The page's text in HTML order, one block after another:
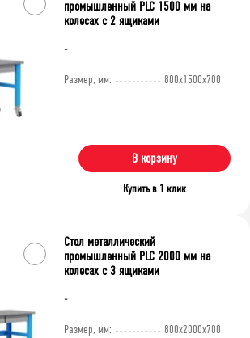
-
промышленный PLC 1500 мм на
колесах с 2 ящиками
Размер, мм: 800x1500x700
В корзину
Купить в 1 клик
-
Стол металлический
промышленный PLC 2000 мм на
колесах с 3 ящиками
Размер, мм: 800x2000x700